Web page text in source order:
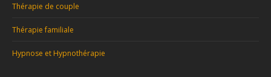
Thérapie de couple
Thérapie familiale
Hypnose et Hypnothérapie